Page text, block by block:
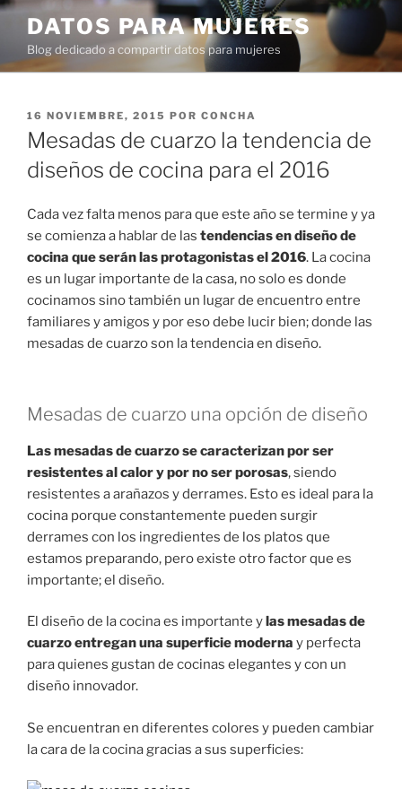
Ir
contenido
DATOS PARA MUJERES
Blog dedicado a compartir datos para mujeres
PUBLICADO
EN
16 NOVIEMBRE, 2015 POR CONCHA
Mesadas de cuarzo la tendencia de
diseños de cocina para el 2016
Cada vez falta menos para que este año se termine y ya
se comienza a hablar de las tendencias en diseño de
cocina que serán las protagonistas el 2016. La cocina
es un lugar importante de la casa, no solo es donde
cocinamos sino también un lugar de encuentro entre
familiares y amigos y por eso debe lucir bien; donde las
mesadas de cuarzo son la tendencia en diseño.
Mesadas de cuarzo una opción de diseño
Las mesadas de cuarzo se caracterizan por ser
resistentes al calor y por no ser porosas, siendo
resistentes a arañazos y derrames. Esto es ideal para la
cocina porque constantemente pueden surgir
derrames con los ingredientes de los platos que
estamos preparando, pero existe otro factor que es
importante; el diseño.
El diseño de la cocina es importante ylas mesadas de
cuarzo entregan una superficie moderna y perfecta
para quienes gustan de cocinas elegantes y con un
diseño innovador.
Se encuentran en diferentes colores y pueden cambiar
la cara de la cocina gracias a sus superficies: